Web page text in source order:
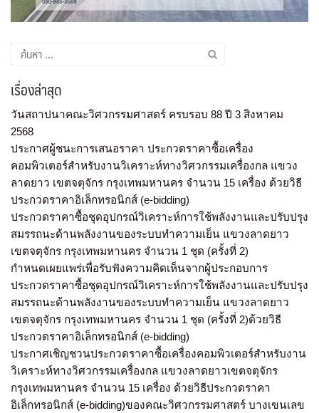
เรื่องล่าสุด
วันสถาปนาคณะวิศวกรรมศาสตร์ ครบรอบ 88 ปี 3 สิงหาคม
2568
ประกาศผู้ชนะการเสนอราคา ประกวดราคาซื้อเครื่อง
คอมพิวเตอร์สำหรับงานวิเคราะห์ทางวิศวกรรมเครื่องกล แขวง
ลาดยาว เขตจตุจักร กรุงเทพมหานคร จำนวน 15 เครื่อง ด้วยวิธี
ประกวดราคาอิเล็กทรอนิกส์ (e-bidding)
ประกวดราคาซื้อชุดอุปกรณ์วิเคราะห์การใช้พลังงานและปรับปรุง
สมรรถนะด้านพลังงานของระบบทำความเย็น แขวงลาดยาว
เขตจตุจักร กรุงเทพมหานคร จำนวน 1 ชุด (ครั้งที่ 2)
กำหนดเผยแพร่เพื่อรับฟังความคิดเห็นจากผู้ประกอบการ
ประกวดราคาซื้อชุดอุปกรณ์วิเคราะห์การใช้พลังงานและปรับปรุง
สมรรถนะด้านพลังงานของระบบทำความเย็น แขวงลาดยาว
เขตจตุจักร กรุงเทพมหานคร จำนวน 1 ชุด (ครั้งที่ 2)ด้วยวิธี
ประกวดราคาอิเล็กทรอนิกส์ (e-bidding)
ประกาศเชิญชวนประกวดราคาซื้อเครื่องคอมพิวเตอร์สำหรับงาน
วิเคราะห์ทางวิศวกรรมเครื่องกล แขวงลาดยาวเขตจตุจักร
กรุงเทพมหานคร จำนวน 15 เครื่อง ด้วยวิธีประกวดราคา
อิเล็กทรอนิกส์ (e-bidding)ของคณะวิศวกรรมศาสตร์ บางเขนเลข